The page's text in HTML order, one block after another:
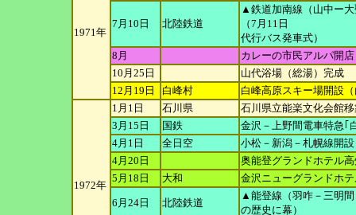
1971年
7月10日 北陸鉄道
▲鉄道加南線（山中ー
（7月11日
代行バス発車式）
8月
カレーの市民アルパ開
10月25日
山代浴場（総湯）完成
12月19日
白峰村 白峰高原スキー場開設
1972年
1月1日 石川県
石川県立能楽文化会館
3月15日
国鉄
金沢－上野間電車特急｢
4月1日
全日空
小松－新潟－札幌線開
4月20日
奥能登グランドホテル
5月18日
大和 金沢ニューグランドホ
6月24日 北陸鉄道
▲能登線（羽咋－三明
の歴史に幕）